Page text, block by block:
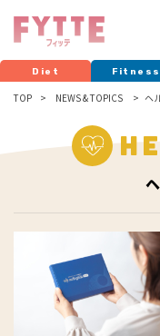
Diet Fitness
TOP NEWS & TOPICS ヘ